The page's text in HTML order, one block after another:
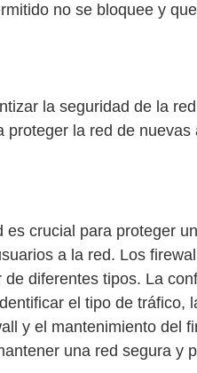
no se bloquee y
la seguridad de la
la red de nuevas
crucial para proteger
a la red. Los
diferentes tipos. La
el tipo de tráfico,
y el mantenimiento del
una red segura y